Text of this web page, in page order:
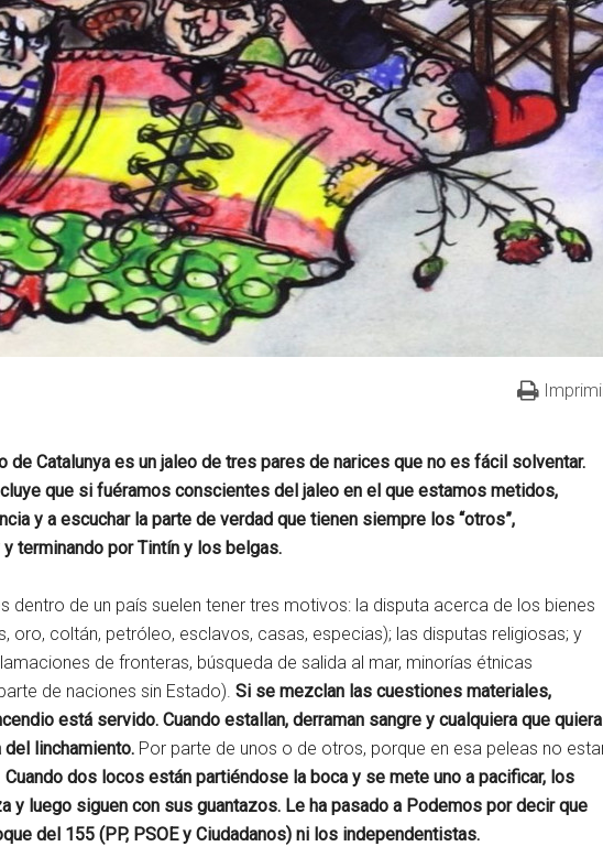
de Catalunya es un jaleo de tres pares de narices que no es fácil solventar.
que si fuéramos conscientes del jaleo en el que estamos metidos,
y a escuchar la parte de verdad que tienen siempre los “otros”,
terminando por Tintín y los belgas.
dentro de un país suelen tener tres motivos: la disputa acerca de los bienes
oro, coltán, petróleo, esclavos, casas, especias); las disputas religiosas; y
de fronteras, búsqueda de salida al mar, minorías étnicas
de naciones sin Estado). Si se mezclan las cuestiones materiales,
está servido. Cuando estallan, derraman sangre y cualquiera que quiera
linchamiento. Por parte de unos o de otros, porque en esa peleas no
Cuando dos locos están partiéndose la boca y se mete uno a pacificar, los
y luego siguen con sus guantazos. Le ha pasado a Podemos por decir que
del 155 (PP, PSOE y Ciudadanos) ni los independentistas.